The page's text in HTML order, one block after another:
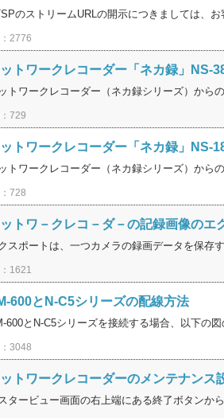
のストリームURLの開示につきましては、
2776
トワークレコーダー「ネカ録」NS-
トワークレコーダー（ネカ録シリーズ）か
729
トワークレコーダー「ネカ録」NS-
トワークレコーダー（ネカ録シリーズ）か
728
トワ－クレコ－ダ－の記録画像のエ
スポートは、一つカメラの録画データを保存
1621
600とN-C5シリーズの配線方法
600とN-C5シリーズを接続する場合、以下の
3048
トワークレコーダーのメンテナンス
タービュー画面の右上端にある終了ボタンか